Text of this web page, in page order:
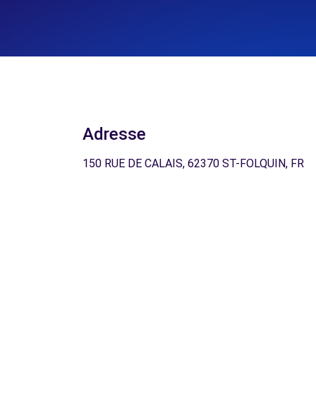
Adresse
150 RUE DE CALAIS, 62370 ST-FOLQUIN, FR